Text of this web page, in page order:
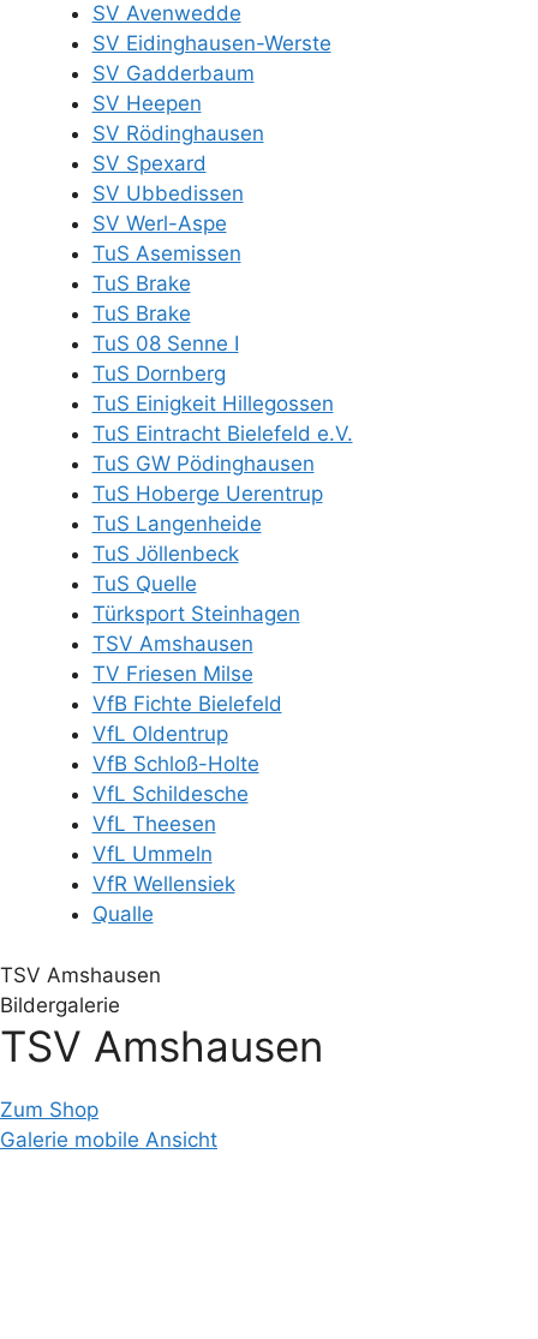
SV Avenwedde
SV Eidinghausen-Werste
SV Gadderbaum
SV Heepen
SV Rödinghausen
SV Spexard
SV Ubbedissen
SV Werl-Aspe
TuS Asemissen
TuS Brake
TuS Brake
TuS 08 Senne I
TuS Dornberg
TuS Einigkeit Hillegossen
TuS Eintracht Bielefeld e.V.
TuS GW Pödinghausen
TuS Hoberge Uerentrup
TuS Langenheide
TuS Jöllenbeck
TuS Quelle
Türksport Steinhagen
TSV Amshausen
TV Friesen Milse
VfB Fichte Bielefeld
VfL Oldentrup
VfB Schloß-Holte
VfL Schildesche
VfL Theesen
VfL Ummeln
VfR Wellensiek
Qualle
TSV Amshausen
Bildergalerie
TSV Amshausen
Zum Shop
Galerie mobile Ansicht